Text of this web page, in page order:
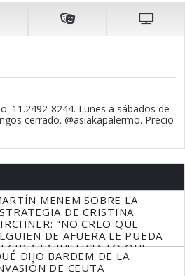
11.2492-8244. Lunes a sábados de
cerrado. @asiakapalermo. Precio
MENEM SOBRE LA
DE CRISTINA
"NO CREO QUE
DE AFUERA LE PUEDA
A LA JUSTICIA LO QUE
QUE HACER"
DIJO BARDEM DE LA
DE CEUTA